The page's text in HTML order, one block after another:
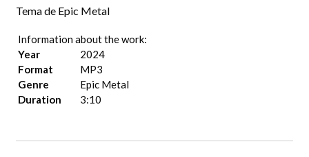
Tema de Epic Metal
Information about the work:
Year
2024
Format
MP3
Genre
Epic Metal
Duration
3:10